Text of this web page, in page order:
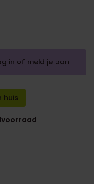
in of meld je aan
huis